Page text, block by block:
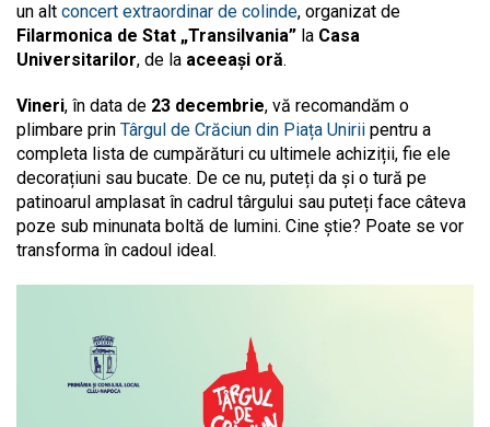
un alt concert extraordinar de colinde, organizat de
Filarmonica de Stat „Transilvania” la Casa
Universitarilor, de la aceeași oră.
Vineri, în data de 23 decembrie, vă recomandăm o
plimbare prin Târgul de Crăciun din Piața Unirii pentru a
completa lista de cumpărături cu ultimele achiziții, fie ele
decorațiuni sau bucate. De ce nu, puteți da și o tură pe
patinoarul amplasat în cadrul târgului sau puteți face câteva
poze sub minunata boltă de lumini. Cine știe? Poate se vor
transforma în cadoul ideal.